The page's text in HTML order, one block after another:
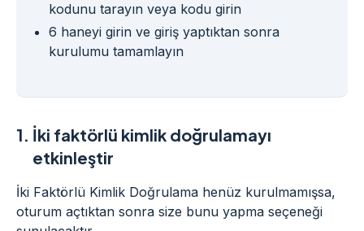
kodunu tarayın veya kodu girin
6 haneyi girin ve giriş yaptıktan sonra
kurulumu tamamlayın
1. İki faktörlü kimlik doğrulamayı
etkinleştir
İki Faktörlü Kimlik Doğrulama henüz kurulmamışsa,
oturum açtıktan sonra size bunu yapma seçeneği